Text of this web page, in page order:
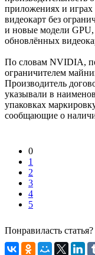
приложениях и играх
видеокарт без
и новые модели
обновлённых
По словам NVIDIA,
ограничителем
Производитель
указывали в
упаковках
сообщающие о
0
1
2
3
4
5
Понравиласть